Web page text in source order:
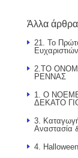
Άλλα άρθρα
21. Το
Ευχαριστιών
2.ΤΟ ΟΝΟΜΑ
ΡΕΝΝΑΣ
1. Ο
ΔΕΚΑΤΟ
3.
Αναστασία
4.